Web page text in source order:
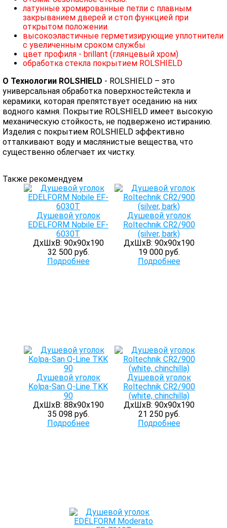
латунные хромированные петли с плавным
закрыванием дверей и стоп функцией при
открытом положении.
высокоэластичные герметизирующие уплотнители
с увеличенным сроком службы
цвет профиля - brillant (глянцевый хром)
обработка стекла покрытием ROLSHIELD
О Технологии ROLSHIELD - ROLSHIELD – это
универсальная обработка поверхностейстекла и
керамики, которая препятствует оседанию на них
водного камня. Покрытие ROLSHIELD имеет высокую
механическую стойкость, не подвержено истиранию.
Изделия с покрытием ROLSHIELD эффективно
отталкивают воду и маслянистые вещества, что
существенно облегчает их чистку.
Также рекомендуем
Душевой уголок
EDELFORM Nobile EF-
6030T
ДхШхВ: 90х90х190
32 500 руб.
Подробнее
Душевой уголок
Roltechnik CR2/900
(silver, bark)
ДхШхВ: 90х90х190
19 000 руб.
Подробнее
Душевой уголок
Kolpa-San Q-Line TKK
90
ДхШхВ: 88х90х190
35 098 руб.
Подробнее
Душевой уголок
Roltechnik CR2/900
(white, chinchilla)
ДхШхВ: 90х90х190
21 250 руб.
Подробнее